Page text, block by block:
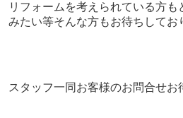
リフォームを考えられている方も
みたい等そんな方もお待ちしてお
スタッフ一同お客様のお問合せお